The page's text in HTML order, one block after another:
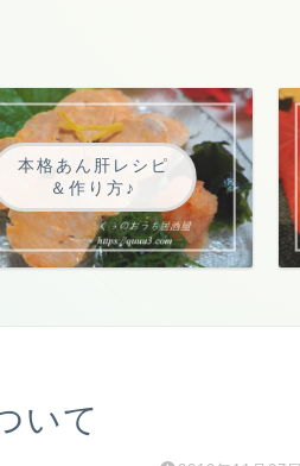
本格あん肝レシピ
＆作り方♪
いて